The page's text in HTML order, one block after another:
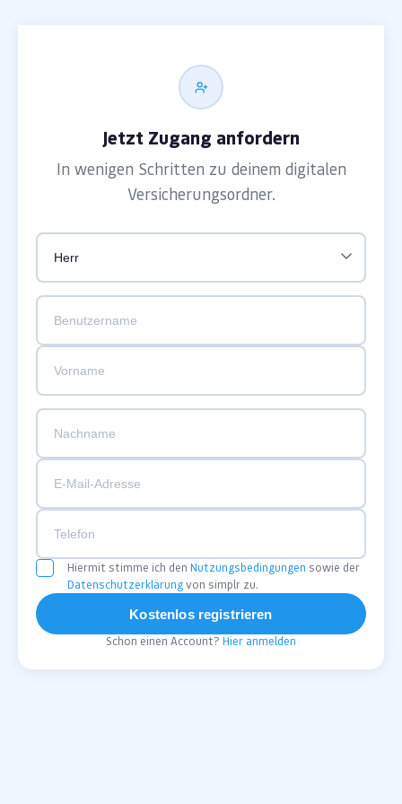
Jetzt Zugang anfordern
In wenigen Schritten zu deinem digitalen
Versicherungsordner.
Hiermit stimme ich den Nutzungsbedingungen sowie der
Datenschutzerklärung von simplr zu.
Kostenlos registrieren
Schon einen Account? Hier anmelden